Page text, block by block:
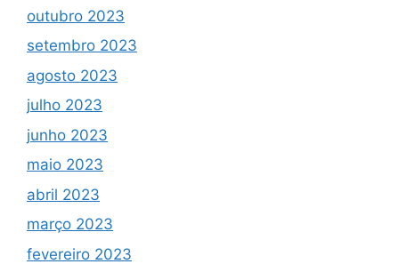
outubro 2023
setembro 2023
agosto 2023
julho 2023
junho 2023
maio 2023
abril 2023
março 2023
fevereiro 2023